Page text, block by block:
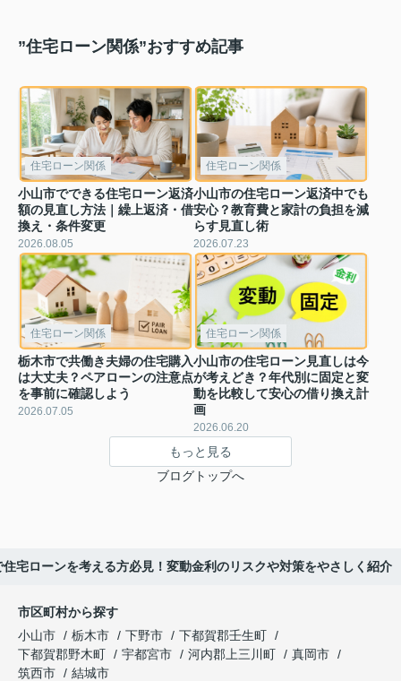
”住宅ローン関係”おすすめ記事
住宅ローン関係
小山市でできる住宅ローン返済
額の見直し方法｜繰上返済・借
換え・条件変更
2026.08.05
住宅ローン関係
小山市の住宅ローン返済中でも
安心？教育費と家計の負担を減
らす見直し術
2026.07.23
住宅ローン関係
栃木市で共働き夫婦の住宅購入
は大丈夫？ペアローンの注意点
を事前に確認しよう
2026.07.05
住宅ローン関係
小山市の住宅ローン見直しは今
が考えどき？年代別に固定と変
動を比較して安心の借り換え計
画
2026.06.20
もっと見る
ブログトップへ
住宅ローンを考える方必見！変動金利のリスクや対策をやさしく紹介
市区町村から探す
小山市
栃木市 下野市
下都賀郡壬生町
下都賀郡野木町
宇都宮市 河内郡上三川町
真岡市
筑西市
結城市